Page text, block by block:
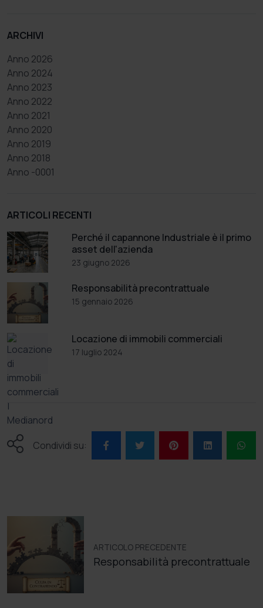
ARCHIVI
Anno 2026
Anno 2024
Anno 2023
Anno 2022
Anno 2021
Anno 2020
Anno 2019
Anno 2018
Anno -0001
ARTICOLI RECENTI
Perché il capannone Industriale è il primo
asset dell'azienda
23 giugno 2026
Responsabilità precontrattuale
15 gennaio 2026
Locazione di immobili commerciali
17 luglio 2024
Condividi su:
ARTICOLO PRECEDENTE
Responsabilità precontrattuale